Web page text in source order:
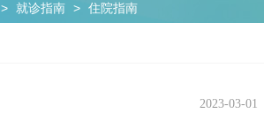
> 就诊指南 > 住院指南
2023-03-01